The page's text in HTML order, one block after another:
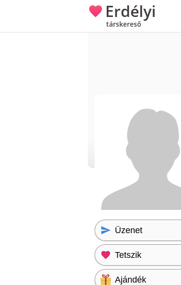
Erdélyi
társkereső
Üzenet
Tetszik
Ajándék